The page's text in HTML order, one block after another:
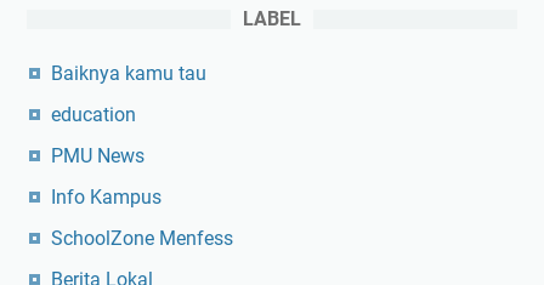
M
i
a
LABEL
Baiknya kamu tau
education
PMU News
Info Kampus
SchoolZone Menfess
Berita Lokal